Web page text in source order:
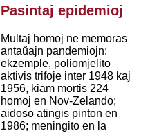
Pasintaj epidemioj
Multaj homoj ne memoras
antaŭajn pandemiojn:
ekzemple, poliomjelito
aktivis trifoje inter 1948 kaj
1956, kiam mortis 224
homoj en Nov-Zelando;
aidoso atingis pinton en
1986; meningito en la